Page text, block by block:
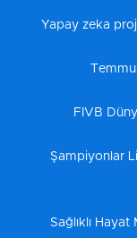
Yapay zeka
FIVB
Şampiyonlar
Sağlıklı